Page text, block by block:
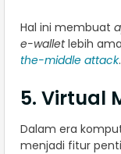
Hal ini membuat
e-walletlebih
the-middle attack.
5. Virtual
Dalam era
menjadi fitur